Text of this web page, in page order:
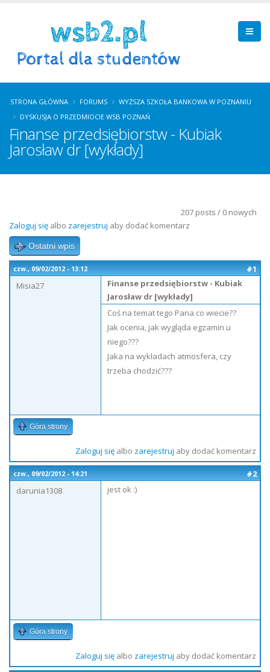
STRONA GŁÓWNA FORUMS
WYŻSZA SZKOŁA BANKOWA W POZNANIU
DYSKUSJA O PRZEDMIOCIE WSB POZNAŃ
Finanse przedsiębiorstw - Kubiak
Jarosław dr [wykłady]
207 posts / 0 nowych
Zaloguj się albo zarejestruj aby dodać komentarz
Ostatni wpis
czw., 09/02/2012 - 13:12
#1
Misia27
Finanse przedsiębiorstw - Kubiak
Jarosław dr [wykłady]
Coś na temat tego Pana co wiecie??
Jak ocenia, jak wygląda egzamin u
niego???
Jaka na wykładach atmosfera, czy
trzeba chodzić???
Góra strony
Zaloguj sięalbo zarejestruj aby dodać komentarz
czw., 09/02/2012 - 14:21
#2
darunia1308
jest ok :)
Góra strony
Zaloguj sięalbo zarejestruj aby dodać komentarz